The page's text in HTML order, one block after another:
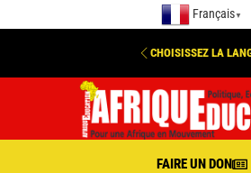
Français ▼
CHOISISSEZ LA
FAIRE UN DON